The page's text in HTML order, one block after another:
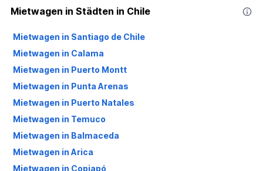
Mietwagen in Städten in Chile
Mietwagen in Santiago de Chile
Mietwagen in Calama
Mietwagen in Puerto Montt
Mietwagen in Punta Arenas
Mietwagen in Puerto Natales
Mietwagen in Temuco
Mietwagen in Balmaceda
Mietwagen in Arica
Mietwagen in Copiapó